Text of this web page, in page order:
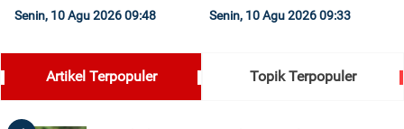
Senin, 10 Agu 2026 09:48 Senin, 10 Agu 2026 09:33
Artikel Terpopuler Topik Terpopuler